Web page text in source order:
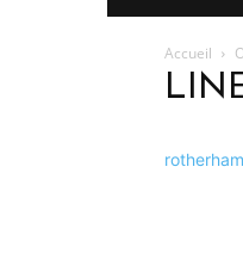
Accueil
rotherham